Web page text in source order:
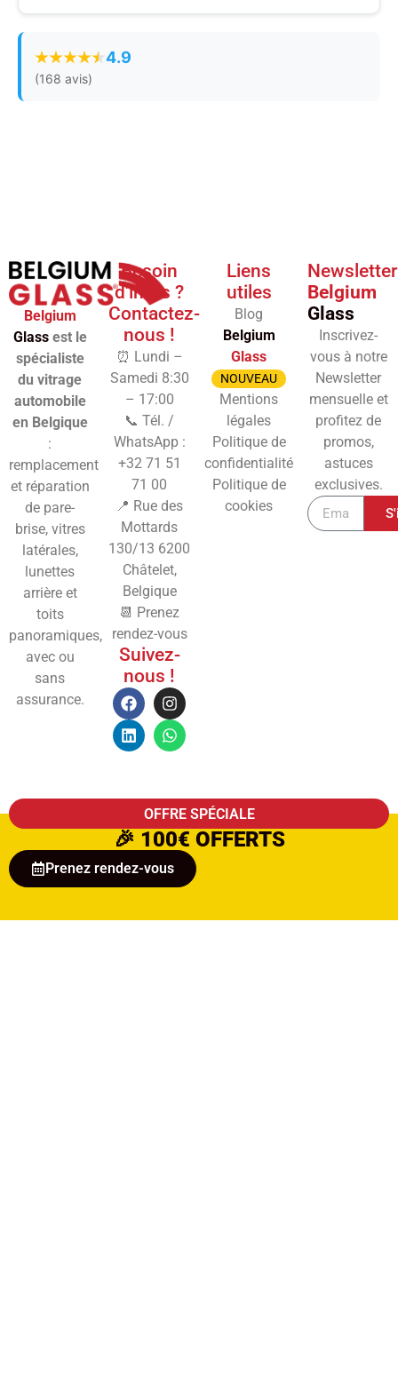
4.9
(168 avis)
Belgium
Glassest le
spécialiste
du vitrage
automobile
en Belgique
:
remplacement
et réparation
de pare-
brise, vitres
latérales,
lunettes
arrière et
toits
panoramiques,
avec ou
sans
assurance.
Besoin
d'infos ?
Contactez-
nous !
⏰ Lundi –
Samedi 8:30
– 17:00
📞 Tél. /
WhatsApp :
+32 71 51
71 00
📍 Rue des
Mottards
130/13 6200
Châtelet,
Belgique
📆 Prenez
rendez-vous
Suivez-
nous !
Liens
utiles
Blog
Belgium
Glass
NOUVEAU
Mentions
légales
Politique de
confidentialité
Politique de
cookies
Newsletter
Belgium
Glass
Inscrivez-
vous à notre
Newsletter
mensuelle et
profitez de
promos,
astuces
exclusives.
OFFRE SPÉCIALE
🎉 100€ OFFERTS
Prenez rendez-vous